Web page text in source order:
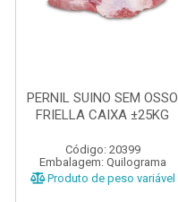
PERNIL SUINO SEM OSSO
FRIELLA CAIXA ±25KG
Código: 20399
Embalagem: Quilograma
Produto de peso variável